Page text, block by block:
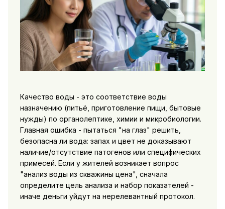
Качество воды - это соответствие воды
назначению (питьё, приготовление пищи, бытовые
нужды) по органолептике, химии и микробиологии.
Главная ошибка - пытаться "на глаз" решить,
безопасна ли вода: запах и цвет не доказывают
наличие/отсутствие патогенов или специфических
примесей. Если у жителей возникает вопрос
"анализ воды из скважины цена", сначала
определите цель анализа и набор показателей -
иначе деньги уйдут на нерелевантный протокол.